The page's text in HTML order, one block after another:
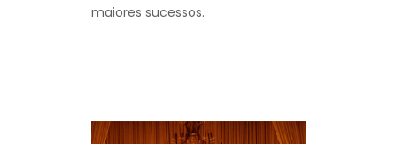
maiores sucessos.